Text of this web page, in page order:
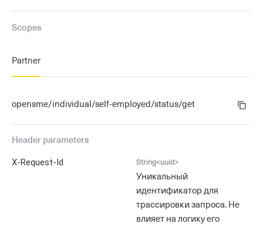
Scopes
Partner
opensme/individual/self-employed/status/get
Header parameters
X-Request-Id String<uuid>
Уникальный
идентификатор для
трассировки запроса. Не
влияет на логику его